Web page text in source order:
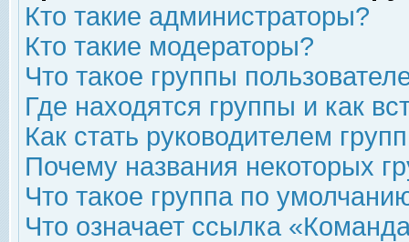
Кто такие администраторы?
Кто такие модераторы?
Что такое группы
Где находятся группы и как
Как стать руководителем
Почему названия некоторых
Что такое группа по
Что означает ссылка